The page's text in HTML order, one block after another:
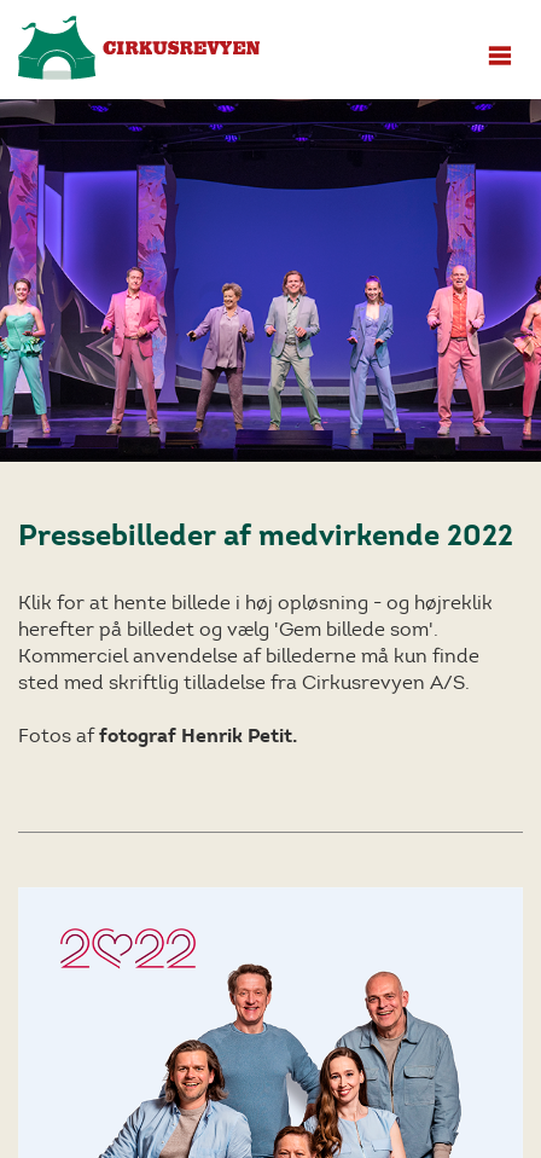
Pressebilleder af medvirkende 2022
Klik for at hente billede i høj opløsning - og højreklik
herefter på billedet og vælg 'Gem billede som'.
Kommerciel anvendelse af billederne må kun finde
sted med skriftlig tilladelse fra Cirkusrevyen A/S.
Fotos affotograf Henrik Petit.